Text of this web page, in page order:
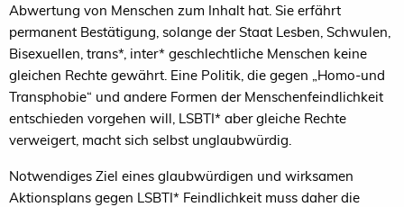
Abwertung von Menschen zum Inhalt hat. Sie erfährt
permanent Bestätigung, solange der Staat Lesben, Schwulen,
Bisexuellen, trans*, inter* geschlechtliche Menschen keine
gleichen Rechte gewährt. Eine Politik, die gegen „Homo-und
Transphobie“ und andere Formen der Menschenfeindlichkeit
entschieden vorgehen will, LSBTI* aber gleiche Rechte
verweigert, macht sich selbst unglaubwürdig.
Notwendiges Ziel eines glaubwürdigen und wirksamen
Aktionsplans gegen LSBTI* Feindlichkeit muss daher die